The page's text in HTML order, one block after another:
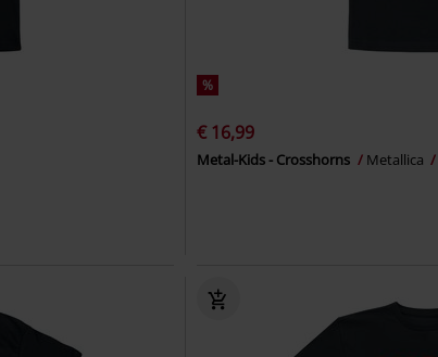
%
€ 16,99
Metal-Kids - Crosshorns Metallica